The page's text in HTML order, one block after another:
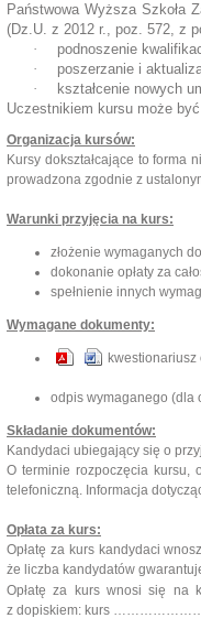
Państwowa Wyższa Szkoła
(Dz.U. z 2012 r., poz. 572, z
·
podnoszenie
·
poszerzanie i
·
kształcenie nowych
Uczestnikiem kursu może
Organizacja kursów:
Kursy dokształcające to forma
prowadzona zgodnie z
Warunki przyjęcia na kurs:
złożenie wymaganych
dokonanie opłaty za
spełnienie innych
Wymagane dokumenty:
odpis wymaganego (dla
Składanie dokumentów:
Kandydaci ubiegający się o
O terminie rozpoczęcia kursu,
telefoniczną. Informacja
Opłata za kurs:
Opłatę za kurs kandydaci
że liczba kandydatów
Opłatę za kurs wnosi się na
z dopiskiem: kurs